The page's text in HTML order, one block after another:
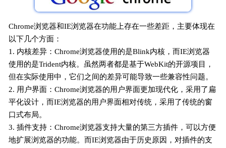
Chrome浏览器和IE浏览器在功能上存在一些差距，主要体现在
以下几个方面：
1. 内核差异：Chrome浏览器使用的是Blink内核，而IE浏览器
使用的是Trident内核。虽然两者都是基于WebKit的开源项目，
但在实际使用中，它们之间的差异可能导致一些兼容性问题。
2. 用户界面：Chrome浏览器的用户界面更加现代化，采用了扁
平化设计，而IE浏览器的用户界面相对传统，采用了传统的窗
口式布局。
3. 插件支持：Chrome浏览器支持大量的第三方插件，可以方便
地扩展浏览器的功能。而IE浏览器由于历史原因，对插件的支